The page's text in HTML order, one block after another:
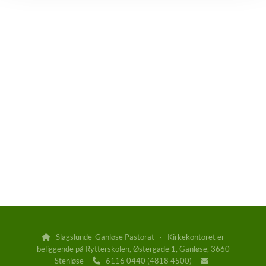

Slagslunde-Ganløse Pastorat · Kirkekontoret er
beliggende på Rytterskolen, Østergade 1, Ganløse, 3660
Stenløse
6116 0440 (4818 4500) 